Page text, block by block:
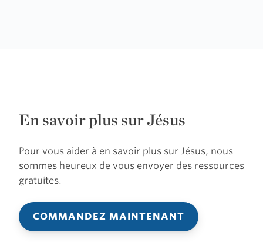
En savoir plus sur Jésus
Pour vous aider à en savoir plus sur Jésus, nous
sommes heureux de vous envoyer des ressources
gratuites.
COMMANDEZ MAINTENANT